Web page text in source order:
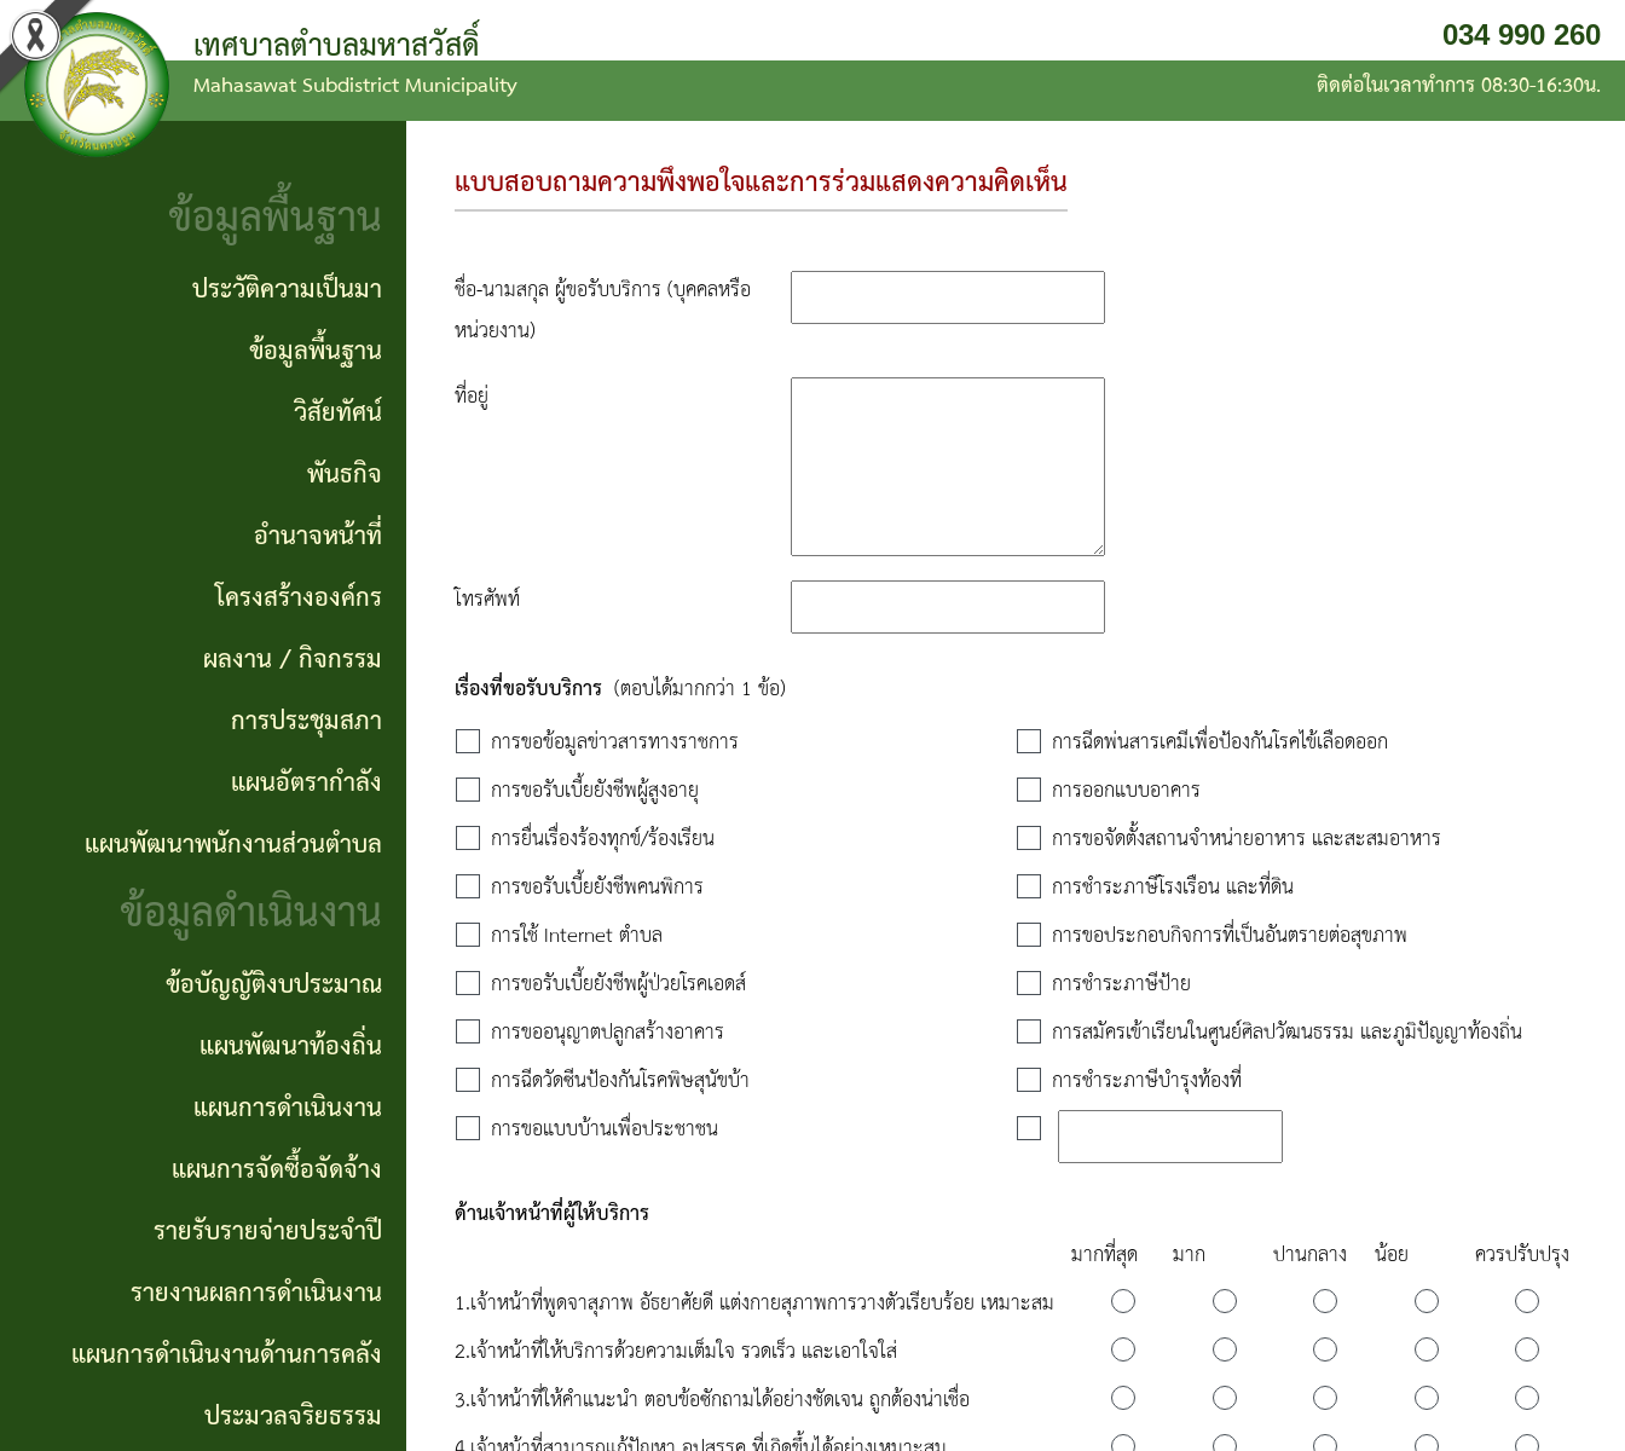
ข่าว
ประกาศ
ทั่วไป
จัดจ้าง
ซื้อ
จ้าง
ภาค
การ
ปฏิบัติ
งาน
ข้อ
งบ
ประมาณ
ราย
จ่าย
ประจำ
ดำเนิน
งาน
แผนการ
ดำเนิน
ประวัติ
เป็นมา
ข้อมูล
อำนาจ
โครงสร้าง
องค์กร
ผลงาน
กิจกรรม
สภา
แผน
อัตรา
กำลัง
เทศบาลตำบลมหาสวัสดิ์ 034 990 260
Mahasawat Subdistrict Municipality ติดต่อในเวลาทำการ 08:30-16:30น.
ข้อมูลพื้นฐาน
ประวัติความเป็นมา
ข้อมูลพื้นฐาน
วิสัยทัศน์
พันธกิจ
อำนาจหน้าที่
โครงสร้างองค์กร
ผลงาน / กิจกรรม
การประชุมสภา
แผนอัตรากำลัง
แผนพัฒนาพนักงานส่วนตำบล
ข้อมูลดำเนินงาน
ข้อบัญญัติงบประมาณ
แผนพัฒนาท้องถิ่น
แผนการดำเนินงาน
แผนการจัดซื้อจัดจ้าง
รายรับรายจ่ายประจำปี
รายงานผลการดำเนินงาน
แผนการดำเนินงานด้านการคลัง
ประมวลจริยธรรม
แบบสอบถามความพึงพอใจและการร่วมแสดงความคิดเห็น
ชื่อ-นามสกุล ผู้ขอรับบริการ (บุคคลหรือ
หน่วยงาน)
ที่อยู่
โทรศัพท์
เรื่องที่ขอรับบริการ (ตอบได้มากกว่า 1 ข้อ)
การขอข้อมูลข่าวสารทางราชการ
การขอรับเบี้ยยังชีพผู้สูงอายุ
การยื่นเรื่องร้องทุกข์/ร้องเรียน
การขอรับเบี้ยยังชีพคนพิการ
การใช้ Internet ตำบล
การขอรับเบี้ยยังชีพผู้ป่วยโรคเอดส์
การขออนุญาตปลูกสร้างอาคาร
การฉีดวัดซีนป้องกันโรคพิษสุนัขบ้า
การขอแบบบ้านเพื่อประชาชน
การฉีดพ่นสารเคมีเพื่อป้องกันโรคไข้เลือดออก
การออกแบบอาคาร
การขอจัดตั้งสถานจำหน่ายอาหาร และสะสมอาหาร
การชำระภาษีโรงเรือน และที่ดิน
การขอประกอบกิจการที่เป็นอันตรายต่อสุขภาพ
การชำระภาษีป้าย
การสมัครเข้าเรียนในศูนย์ศิลปวัฒนธรรม และภูมิปัญญาท้องถิ่น
การชำระภาษีบำรุงท้องที่
ด้านเจ้าหน้าที่ผู้ให้บริการ
มากที่สุด
มาก ปานกลาง น้อย
ควรปรับปรุง
1.เจ้าหน้าที่พูดจาสุภาพ อัธยาศัยดี แต่งกายสุภาพการวางตัวเรียบร้อย เหมาะสม
2.เจ้าหน้าที่ให้บริการด้วยความเต็มใจ รวดเร็ว และเอาใจใส่
3.เจ้าหน้าที่ให้คำแนะนำ ตอบข้อซักถามได้อย่างชัดเจน ถูกต้องน่าเชื่อ